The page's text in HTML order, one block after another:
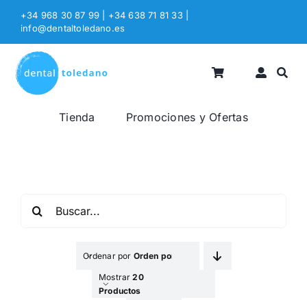
Saltar
contenido
+34 968 30 87 99 | +34 638 71 81 33
info@dentaltoledano.es
Tienda Promociones y Ofertas
Ordenar por Orden por Defecto
Mostrar20
Productos